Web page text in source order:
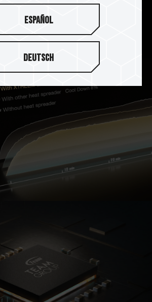
硅胶，加强 PMIC 散热效果，搭
、抗锈、不导电的阳极表面处
美散热效果。
Español
Deutsch